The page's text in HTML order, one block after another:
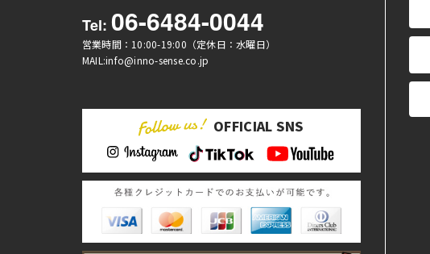
Tel: 06-6484-0044
営業時間：10:00-19:00（定休日：水曜日）
MAIL:info@inno-sense.co.jp
OFFICIAL SNS